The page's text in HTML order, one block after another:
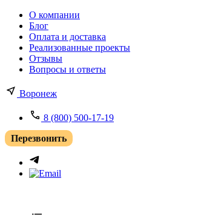
О компании
Блог
Оплата и доставка
Реализованные проекты
Отзывы
Вопросы и ответы
Воронеж
8 (800) 500-17-19
Перезвонить